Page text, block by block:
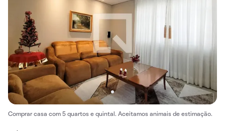
Comprar casa com 5 quartos e quintal. Aceitamos animais de estimação.